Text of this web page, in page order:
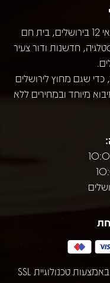
חנות תקליטים מיתולוגית ברחוב שמאי 12 בירושלים, בית חם
חדשנות ודור צעיר
שגם מחוץ לירושלים
מיוחד ובמחירים ללא
האתר מאובטח ברמת הצפנה גבוהה באמצעות טכנולוגיית SSL